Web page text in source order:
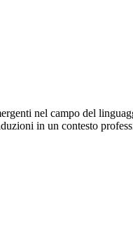
nel campo del
in un contesto